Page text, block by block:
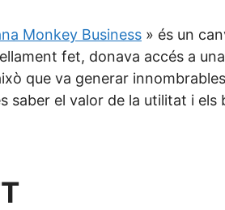
Monkey Business » és un
fet, donava accés a
que va generar
saber el valor de la utilitat i els